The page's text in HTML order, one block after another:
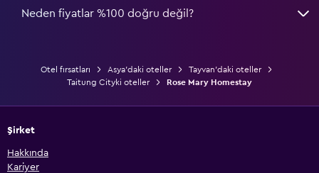
Neden fiyatlar %100 doğru değil?
Otel fırsatları Asya'daki oteller
Tayvan'daki oteller
Taitung Cityki oteller
Rose Mary Homestay
Şirket
Hakkında
Kariyer